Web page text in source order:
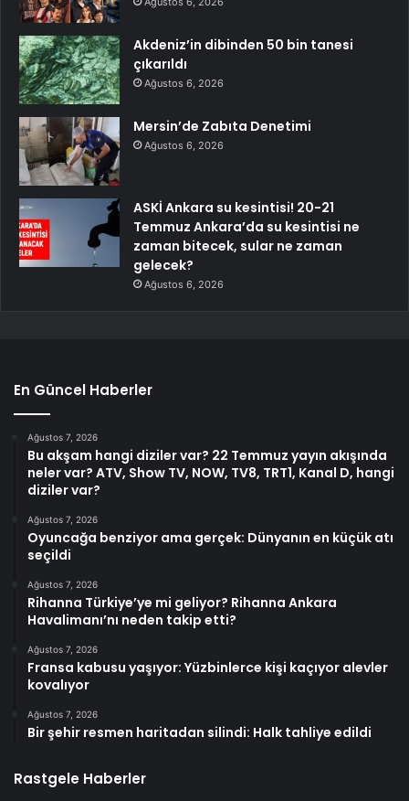
Akdeniz’in dibinden 50 bin tanesi
çıkarıldı
Ağustos 6, 2026
Mersin’de Zabıta Denetimi
Ağustos 6, 2026
ASKİ Ankara su kesintisi! 20-21
Temmuz Ankara’da su kesintisi ne
zaman bitecek, sular ne zaman
gelecek?
Ağustos 6, 2026
En Güncel Haberler
Ağustos 7, 2026
Bu akşam hangi diziler var? 22 Temmuz yayın akışında
neler var? ATV, Show TV, NOW, TV8, TRT1, Kanal D, hangi
diziler var?
Ağustos 7, 2026
Oyuncağa benziyor ama gerçek: Dünyanın en küçük atı
seçildi
Ağustos 7, 2026
Rihanna Türkiye’ye mi geliyor? Rihanna Ankara
Havalimanı’nı neden takip etti?
Ağustos 7, 2026
Fransa kabusu yaşıyor: Yüzbinlerce kişi kaçıyor alevler
kovalıyor
Ağustos 7, 2026
Bir şehir resmen haritadan silindi: Halk tahliye edildi
Rastgele Haberler